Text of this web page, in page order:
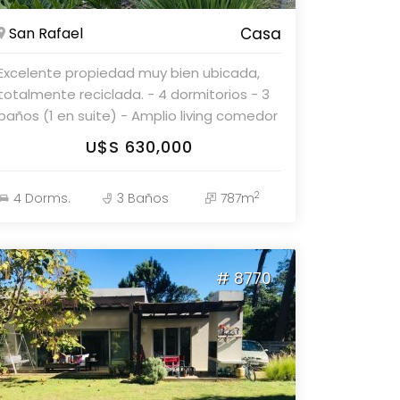
San Rafael Casa
propiedad muy bien ubicada,
reciclada. - 4 dormitorios - 3
(1 en suite) - Amplio living comedor
con salida al jardín - Parrillero techado -
Estacionamiento para varios coches
U$S 630,000
4 Dorms. 3 Baños 787m2
# 8770